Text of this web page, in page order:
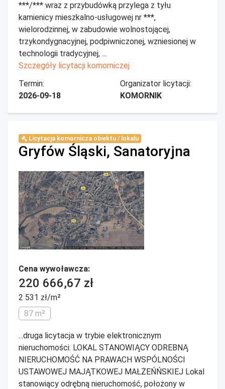
***/*** wraz z przybudówką przylega z tyłu
kamienicy mieszkalno-usługowej nr ***,
wielorodzinnej, w zabudowie wolnostojącej,
trzykondygnacyjnej, podpiwniczonej, wzniesionej w
technologii tradycyjnej, ...
Szczegóły licytacji komorniczej
Termin:
2026-09-18
Organizator licytacji:
KOMORNIK
Licytacja komornicza obiektu / lokalu
Gryfów Śląski, Sanatoryjna
Cena wywoławcza:
220 666,67 zł
2 531 zł/m²
87 m²
...druga licytacja w trybie elektronicznym
nieruchomości: LOKAL STANOWIĄCY ODREBNĄ
NIERUCHOMOŚĆ NA PRAWACH WSPÓLNOŚCI
USTAWOWEJ MAJĄTKOWEJ MAŁŻEŃŃSKIEJ Lokal
stanowiący odrębną nieruchomość, położony w